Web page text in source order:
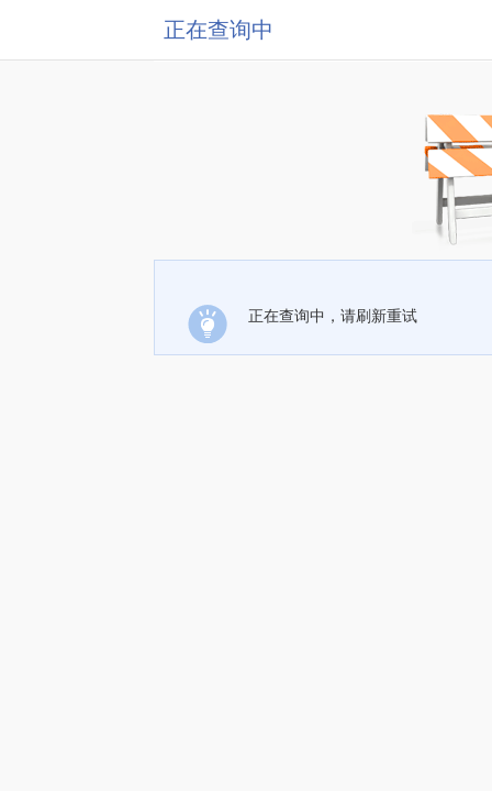
正在查询中
正在查询中，请刷新重试